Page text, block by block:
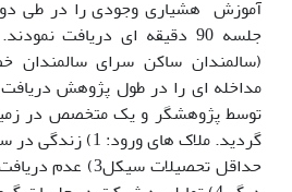
جلسه 90 دقیقه ای دریافت
(سالمندان ساکن سرای سالمندان
مداخله ای را در طول پژوهش
توسط پژوهشگر و یک متخصص در
حداقل تحصیلات